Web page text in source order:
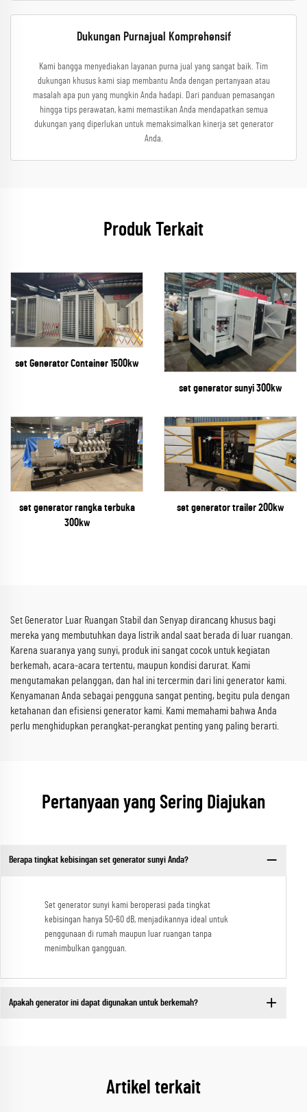
Dukungan Purnajual Komprehensif
Kami bangga menyediakan layanan purna jual yang sangat baik. Tim
dukungan khusus kami siap membantu Anda dengan pertanyaan atau
masalah apa pun yang mungkin Anda hadapi. Dari panduan pemasangan
hingga tips perawatan, kami memastikan Anda mendapatkan semua
dukungan yang diperlukan untuk memaksimalkan kinerja set generator
Anda.
Produk Terkait
set Generator Container 1500kw
set generator sunyi 300kw
set generator rangka terbuka
300kw
set generator trailer 200kw
Set Generator Luar Ruangan Stabil dan Senyap dirancang khusus bagi
mereka yang membutuhkan daya listrik andal saat berada di luar ruangan.
Karena suaranya yang sunyi, produk ini sangat cocok untuk kegiatan
berkemah, acara-acara tertentu, maupun kondisi darurat. Kami
mengutamakan pelanggan, dan hal ini tercermin dari lini generator kami.
Kenyamanan Anda sebagai pengguna sangat penting, begitu pula dengan
ketahanan dan efisiensi generator kami. Kami memahami bahwa Anda
perlu menghidupkan perangkat-perangkat penting yang paling berarti.
Pertanyaan yang Sering Diajukan
Berapa tingkat kebisingan set generator sunyi Anda?
Set generator sunyi kami beroperasi pada tingkat
kebisingan hanya 50-60 dB, menjadikannya ideal untuk
penggunaan di rumah maupun luar ruangan tanpa
menimbulkan gangguan.
Apakah generator ini dapat digunakan untuk berkemah?
Artikel terkait